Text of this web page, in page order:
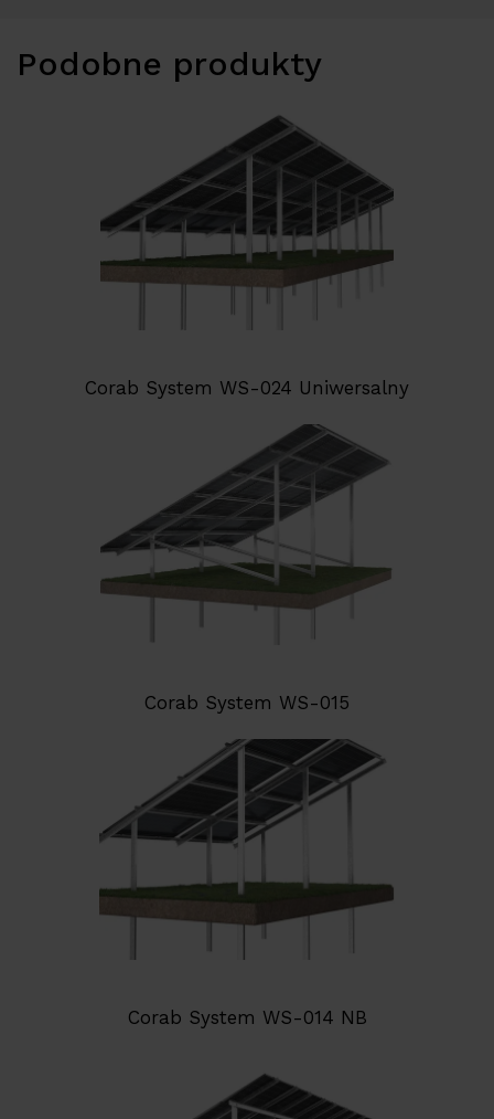
Podobne produkty
Corab System WS-024 Uniwersalny
Corab System WS-015
Corab System WS-014 NB